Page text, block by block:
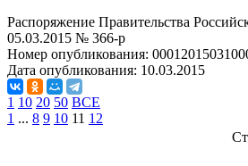
Распоряжение Правительства
05.03.2015 № 366-р
Номер опубликования:
Дата опубликования: 10.03.2015
1 10 20 50 ВСЕ
1 ... 8 9 10 11 12